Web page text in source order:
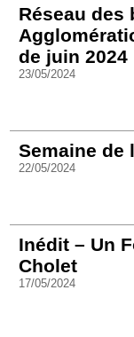
Réseau des
de juin 2024
23/05/2024
Semaine de
22/05/2024
Inédit – Un
Cholet
17/05/2024